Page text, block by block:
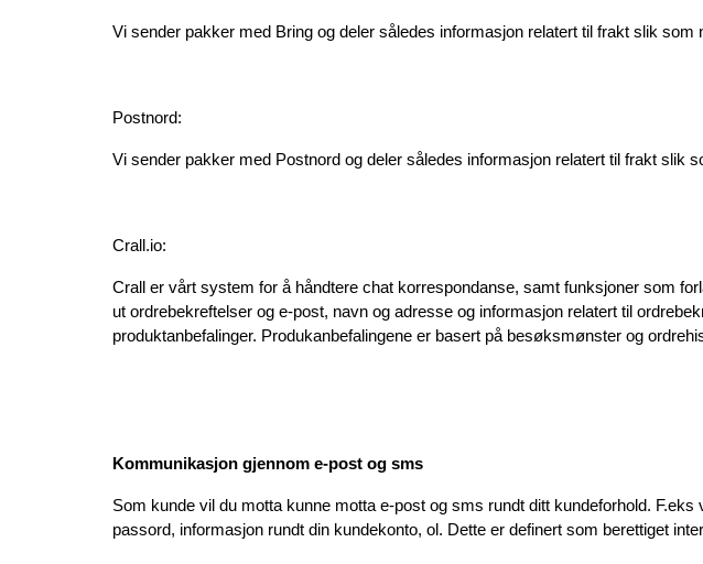
Vi sender pakker med Bring og deler således informasjon relatert til frakt slik som
Postnord:
Vi sender pakker med Postnord og deler således informasjon relatert til frakt slik
Crall.io:
Crall er vårt system for å håndtere chat korrespondanse, samt funksjoner som
ut ordrebekreftelser og e-post, navn og adresse og informasjon relatert til
produktanbefalinger. Produkanbefalingene er basert på besøksmønster og
Kommunikasjon gjennom e-post og sms
Som kunde vil du motta kunne motta e-post og sms rundt ditt kundeforhold.
passord, informasjon rundt din kundekonto, ol. Dette er definert som berettiget